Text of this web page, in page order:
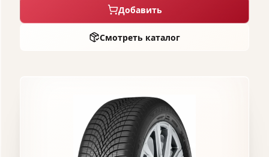
Добавить
Смотреть каталог